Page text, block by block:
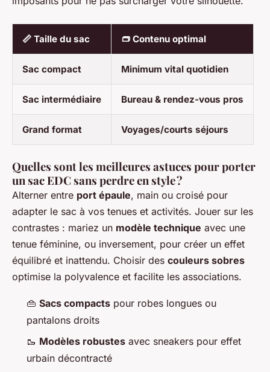
📏 Taille du sac 👝 Contenu optimal
Sac compact Minimum vital quotidien
Sac intermédiaire Bureau & rendez-vous pros
Grand format Voyages/courts séjours
Quelles sont les meilleures astuces pour porter
un sac EDC sans perdre en style ?
Alterner entre port épaule, main ou croisé pour
adapter le sac à vos tenues et activités. Jouer sur les
contrastes : mariez un modèle technique avec une
tenue féminine, ou inversement, pour créer un effet
équilibré et inattendu. Choisir des couleurs sobres
optimise la polyvalence et facilite les associations.
👜 Sacs compacts pour robes longues ou
pantalons droits
🥾 Modèles robustes avec sneakers pour effet
urbain décontracté